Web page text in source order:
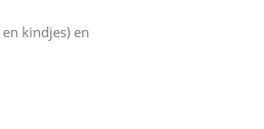
kindjes) en